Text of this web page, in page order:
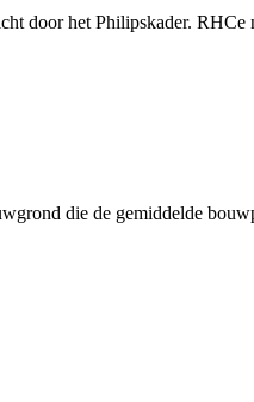
door het Philipskader. RHCe
die de gemiddelde